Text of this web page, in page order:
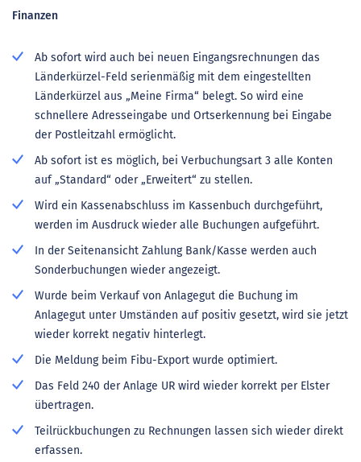
Finanzen
Ab sofort wird auch bei neuen Eingangsrechnungen das
Länderkürzel-Feld serienmäßig mit dem eingestellten
Länderkürzel aus „Meine Firma“ belegt. So wird eine
schnellere Adresseingabe und Ortserkennung bei Eingabe
der Postleitzahl ermöglicht.
Ab sofort ist es möglich, bei Verbuchungsart 3 alle Konten
auf „Standard“ oder „Erweitert“ zu stellen.
Wird ein Kassenabschluss im Kassenbuch durchgeführt,
werden im Ausdruck wieder alle Buchungen aufgeführt.
In der Seitenansicht Zahlung Bank/Kasse werden auch
Sonderbuchungen wieder angezeigt.
Wurde beim Verkauf von Anlagegut die Buchung im
Anlagegut unter Umständen auf positiv gesetzt, wird sie jetzt
wieder korrekt negativ hinterlegt.
Die Meldung beim Fibu-Export wurde optimiert.
Das Feld 240 der Anlage UR wird wieder korrekt per Elster
übertragen.
Teilrückbuchungen zu Rechnungen lassen sich wieder direkt
erfassen.